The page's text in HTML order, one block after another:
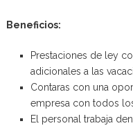
Beneficios:
Prestaciones de ley
adicionales a las
Contaras con una
empresa con todos
El personal trabaja